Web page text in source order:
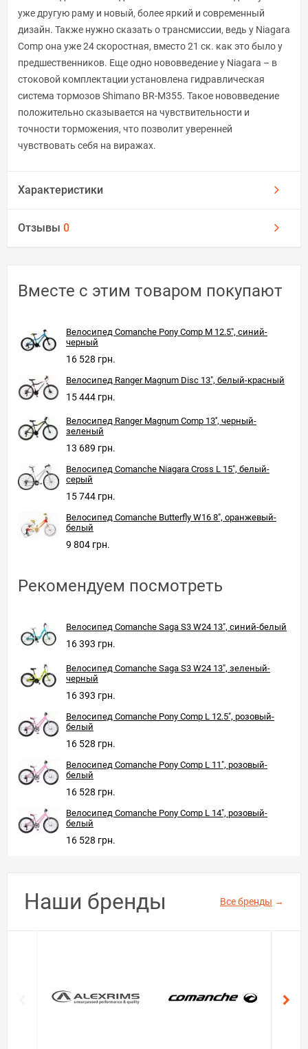
уже другую раму и новый, более яркий и современный
дизайн. Также нужно сказать о трансмиссии, ведь у Niagara
Comp она уже 24 скоростная, вместо 21 ск. как это было у
предшественников. Еще одно нововведение у Niagara – в
стоковой комплектации установлена гидравлическая
система тормозов Shimano BR-M355. Такое нововведение
положительно сказывается на чувствительности и
точности торможения, что позволит уверенней
чувствовать себя на виражах.
Характеристики
Отзывы 0
Вместе с этим товаром покупают
Велосипед Comanche Pony Comp M 12.5", синий-
черный
16 528 грн.
Велосипед Ranger Magnum Disc 13", белый-красный
15 444 грн.
Велосипед Ranger Magnum Comp 13'', черный-
зеленый
13 689 грн.
Велосипед Comanche Niagara Cross L 15", белый-
серый
15 744 грн.
Велосипед Comanche Butterfly W16 8", оранжевый-
белый
9 804 грн.
Рекомендуем посмотреть
Велосипед Comanche Saga S3 W24 13", синий-белый
16 393 грн.
Велосипед Comanche Saga S3 W24 13", зеленый-
черный
16 393 грн.
Велосипед Comanche Pony Comp L 12.5", розовый-
белый
16 528 грн.
Велосипед Comanche Pony Comp L 11", розовый-
белый
16 528 грн.
Велосипед Comanche Pony Comp L 14", розовый-
белый
16 528 грн.
Наши бренды Все бренды →